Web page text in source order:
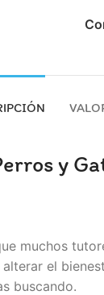
y
muchos
el
buscando.